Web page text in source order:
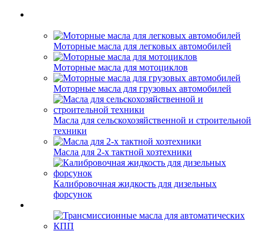
Моторные масла для легковых автомобилей
Моторные масла для мотоциклов
Моторные масла для грузовых автомобилей
Масла для сельскохозяйственной и строительной
техники
Масла для 2-х тактной хозтехники
Калибровочная жидкость для дизельных
форсунок